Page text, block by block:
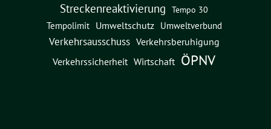
Streckenreaktivierung Tempo 30
Tempolimit Umweltschutz Umweltverbund
Verkehrsausschuss Verkehrsberuhigung
Verkehrssicherheit Wirtschaft ÖPNV